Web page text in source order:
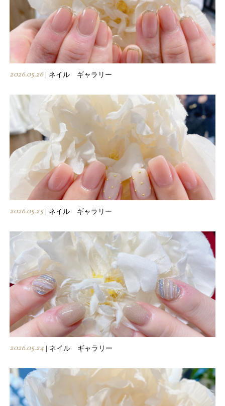
2026.05.26| ネイル ギャラリー
2026.05.25| ネイル ギャラリー
2026.05.24 | ネイル ギャラリー